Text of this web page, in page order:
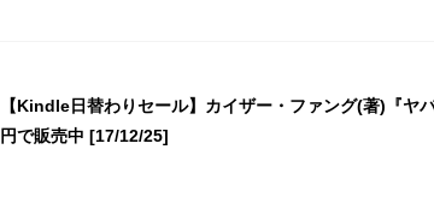
【Kindle日替わりセール】カイザー・ファング(著)『ヤ
円で販売中 [17/12/25]